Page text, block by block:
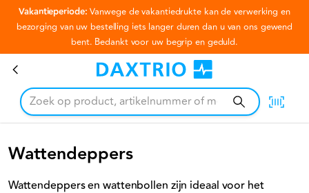
Ga naar hoofdinhoud
Vakantieperiode: Vanwege de vakantiedrukte kan de verwerking en
bezorging van uw bestelling iets langer duren dan u van ons gewend
bent. Bedankt voor uw begrip en geduld.
Wattendeppers
Wattendeppers
Wattendeppers en wattenbollen zijn ideaal voor het